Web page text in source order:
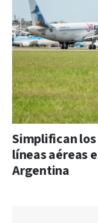
Simplifican
líneas aéreas
Argentina